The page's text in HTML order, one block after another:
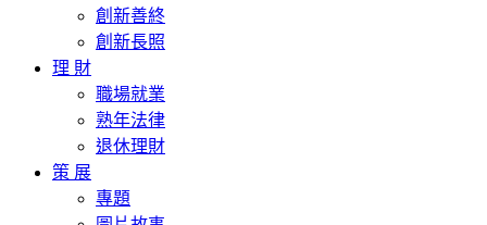
創新善終
創新長照
理 財
職場就業
熟年法律
退休理財
策 展
專題